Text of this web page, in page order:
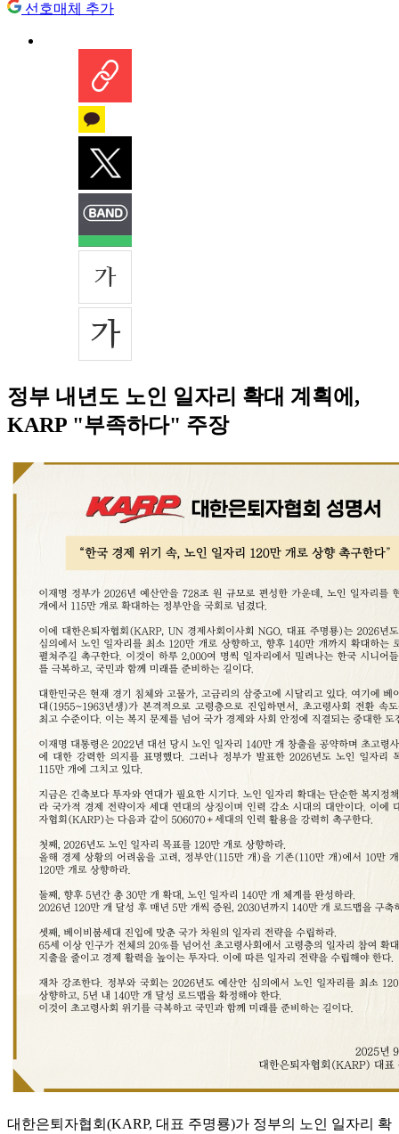
선호매체 추가
정부 내년도 노인 일자리 확대 계획에,
KARP "부족하다" 주장
대한은퇴자협회(KARP, 대표 주명룡)가 정부의 노인 일자리 확